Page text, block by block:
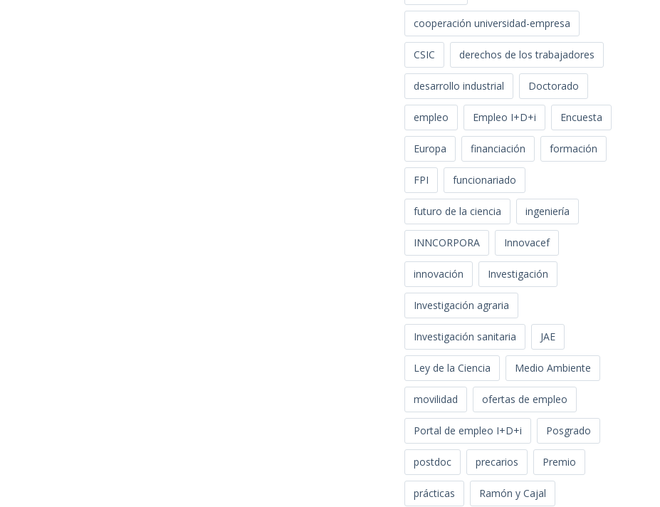
cooperación universidad-empresa
CSIC derechos de los trabajadores
desarrollo industrial Doctorado
empleo Empleo I+D+i Encuesta
Europa financiación formación
FPI funcionariado
futuro de la ciencia ingeniería
INNCORPORA Innovacef
innovación Investigación
Investigación agraria
Investigación sanitaria JAE
Ley de la Ciencia Medio Ambiente
movilidad ofertas de empleo
Portal de empleo I+D+i Posgrado
postdoc precarios Premio
prácticas Ramón y Cajal